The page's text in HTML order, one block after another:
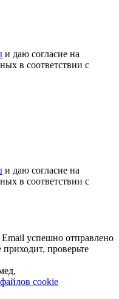
и даю согласие на
в соответствии с
и даю согласие на
в соответствии с
успешно отправлено
проверьте
файлов cookie